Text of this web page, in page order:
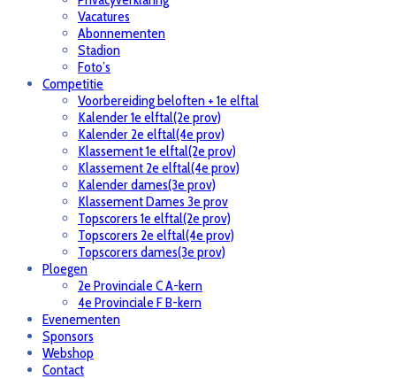
Vacatures
Abonnementen
Stadion
Foto’s
Competitie
Voorbereiding beloften + 1e elftal
Kalender 1e elftal(2e prov)
Kalender 2e elftal(4e prov)
Klassement 1e elftal(2e prov)
Klassement 2e elftal(4e prov)
Kalender dames(3e prov)
Klassement Dames 3e prov
Topscorers 1e elftal(2e prov)
Topscorers 2e elftal(4e prov)
Topscorers dames(3e prov)
Ploegen
2e Provinciale C A-kern
4e Provinciale F B-kern
Evenementen
Sponsors
Webshop
Contact